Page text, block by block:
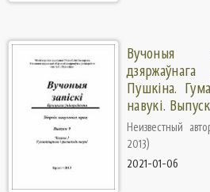
Вучоныя
Пушкіна.
навукi.
Неизвестный
2013)
2021-01-06